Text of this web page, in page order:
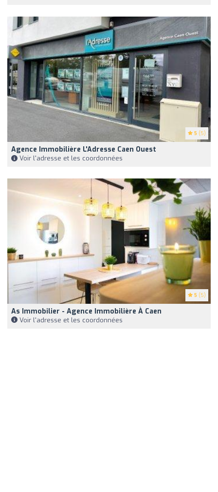
5 (5)
Agence Immobilière L'Adresse Caen Ouest
Voir l'adresse et les coordonnées
5 (5)
As Immobilier - Agence Immobilière À Caen
Voir l'adresse et les coordonnées